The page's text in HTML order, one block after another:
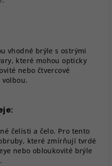
vhodné brýle s ostrými
které mohou opticky
nebo čtvercové
čelisti a čelo. Pro tento
které zmírňují tvrdé
nebo obloukovité brýle